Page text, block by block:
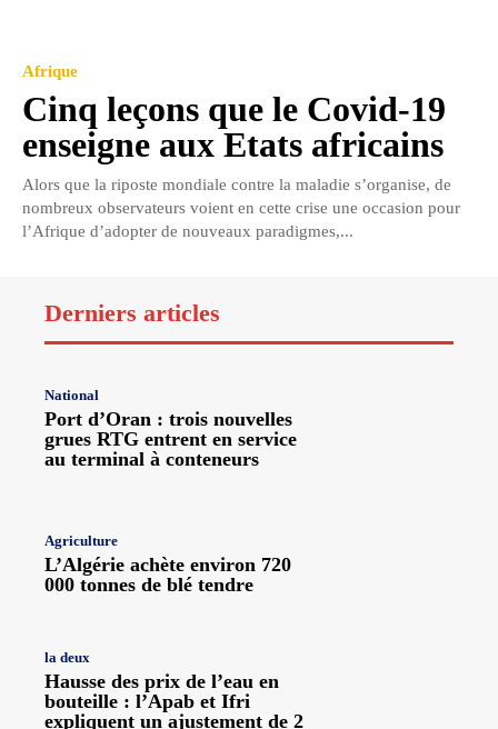
Afrique
Cinq leçons que le Covid-19
enseigne aux Etats africains
Alors que la riposte mondiale contre la maladie s’organise, de
nombreux observateurs voient en cette crise une occasion pour
l’Afrique d’adopter de nouveaux paradigmes,...
Derniers articles
National
Port d’Oran : trois nouvelles
grues RTG entrent en service
au terminal à conteneurs
Agriculture
L’Algérie achète environ 720
000 tonnes de blé tendre
la deux
Hausse des prix de l’eau en
bouteille : l’Apab et Ifri
expliquent un ajustement de 2